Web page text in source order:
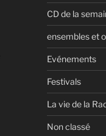
CD de la
ensembles et
Evénements
Festivals
La vie de la
Non classé